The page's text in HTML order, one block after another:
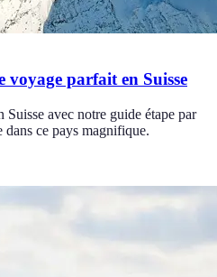
parfait en Suisse
avec notre guide étape par
ce pays magnifique.